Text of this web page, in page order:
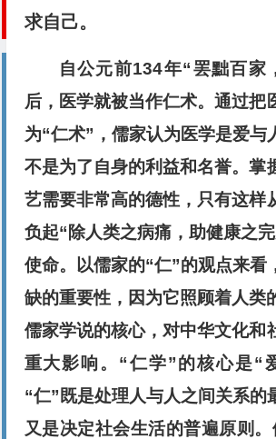
求自己。
自公元前134年“罢黜百家
后，医学就被当作仁术。通过把
为“仁术”，儒家认为医学是爱与
不是为了自身的利益和名誉。掌
艺需要非常高的德性，只有这样
负起“除人类之病痛，助健康之
使命。以儒家的“仁”的观点来看
缺的重要性，因为它照顾着人类
儒家学说的核心，对中华文化和
重大影响。“仁学”的核心是“
“仁”既是处理人与人之间关系的
又是决定社会生活的普遍原则